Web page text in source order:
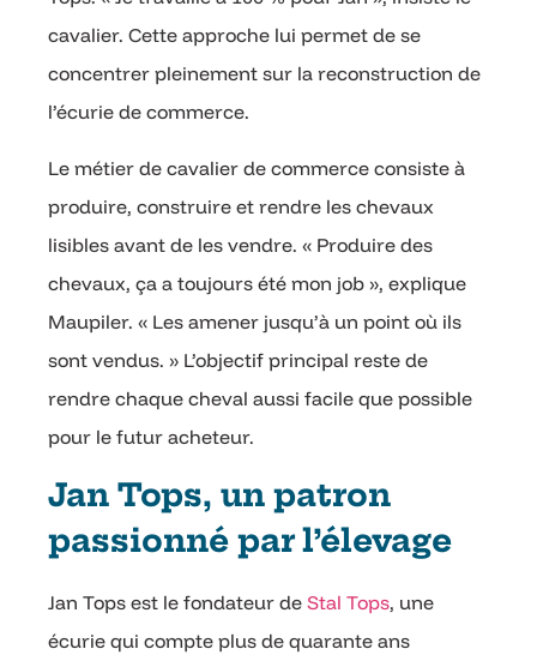
cavalier. Cette approche lui permet de se
concentrer pleinement sur la reconstruction de
l’écurie de commerce.
Le métier de cavalier de commerce consiste à
produire, construire et rendre les chevaux
lisibles avant de les vendre. « Produire des
chevaux, ça a toujours été mon job », explique
Maupiler. « Les amener jusqu’à un point où ils
sont vendus. » L’objectif principal reste de
rendre chaque cheval aussi facile que possible
pour le futur acheteur.
Jan Tops, un patron
passionné par l’élevage
Jan Tops est le fondateur de Stal Tops, une
écurie qui compte plus de quarante ans